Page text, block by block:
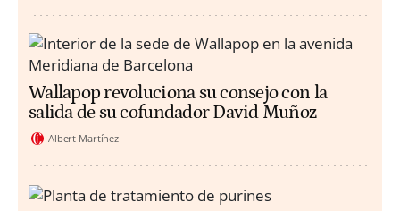
Wallapop revoluciona su consejo con la
salida de su cofundador David Muñoz
Albert Martínez